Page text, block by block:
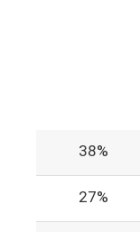
38%
27%